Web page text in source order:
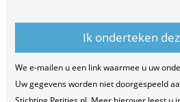
We e-mailen u een link waarmee u uw
Uw gegevens worden niet doorgespeeld